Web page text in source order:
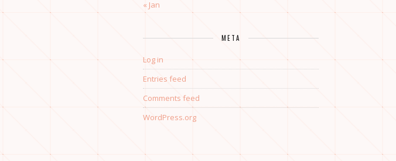
« Jan
META
Log in
Entries feed
Comments feed
WordPress.org